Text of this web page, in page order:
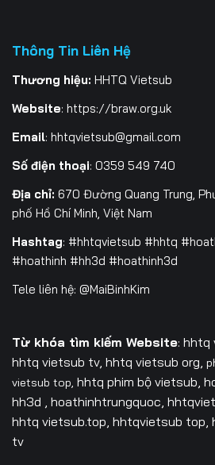
Thông Tin Liên Hệ
Thương hiệu: HHTQ Vietsub
Website: https://braw.org.uk
Email: hhtqvietsub@gmail.com
Số điện thoại: 0359 549 740
Địa chỉ: 670 Đường Quang Trung,
phố Hồ Chí Minh, Việt Nam
Hashtag: #hhtqvietsub #hhtq
#hoathinh #hh3d #hoathinh3d
Tele liên hệ: @MaiBinhKim
Từ khóa tìm kiếm Website: hhtq
hhtq vietsub tv, hhtq vietsub org,
vietsub top, hhtq phim bộ vietsub,
hh3d , hoathinhtrungquoc,
hhtq vietsub.top, hhtqvietsub top,
tv